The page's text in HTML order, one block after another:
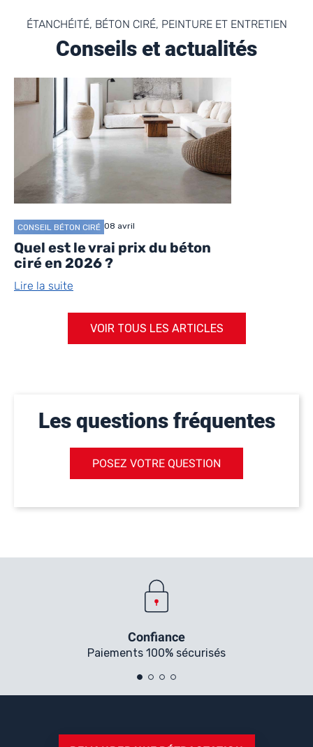
ÉTANCHÉITÉ, BÉTON CIRÉ, PEINTURE ET ENTRETIEN
Conseils et actualités
CONSEIL BÉTON CIRÉ 08 avril
Quel est le vrai prix du béton
ciré en 2026 ?
Lire la suite
VOIR TOUS LES ARTICLES
Les questions fréquentes
POSEZ VOTRE QUESTION
Confiance
Paiements 100% sécurisés